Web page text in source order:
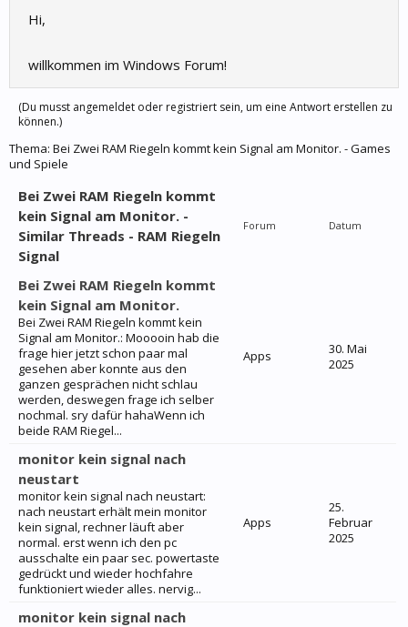
Hi,
willkommen im Windows Forum!
(Du musst angemeldet oder registriert sein, um eine Antwort erstellen zu
können.)
Thema: Bei Zwei RAM Riegeln kommt kein Signal am Monitor. - Games
und Spiele
Bei Zwei RAM Riegeln kommt
kein Signal am Monitor. -
Similar Threads - RAM Riegeln
Signal
Forum Datum
Bei Zwei RAM Riegeln kommt
kein Signal am Monitor.
Bei Zwei RAM Riegeln kommt kein
Signal am Monitor.: Mooooin hab die
frage hier jetzt schon paar mal
gesehen aber konnte aus den
ganzen gesprächen nicht schlau
werden, deswegen frage ich selber
nochmal. sry dafür hahaWenn ich
beide RAM Riegel...
Apps
30. Mai
2025
monitor kein signal nach
neustart
monitor kein signal nach neustart:
nach neustart erhält mein monitor
kein signal, rechner läuft aber
normal. erst wenn ich den pc
ausschalte ein paar sec. powertaste
gedrückt und wieder hochfahre
funktioniert wieder alles. nervig...
Apps
25.
Februar
2025
monitor kein signal nach